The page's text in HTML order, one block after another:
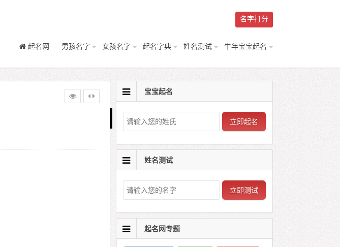
名字打分
起名网 男孩名字 女孩名字 起名字典 姓名测试 牛年宝宝起名
宝宝起名
立即起名
姓名测试
立即测试
起名网专题